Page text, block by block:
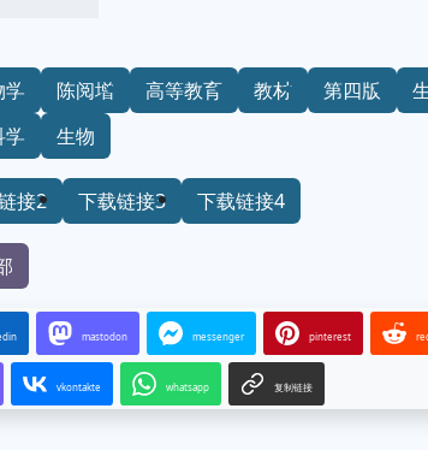
学 陈阅增 高等教育 教材 第四版
学 生物
接2 下载链接3 下载链接4
mastodon messenger pinterest
vkontakte whatsapp 复制链接